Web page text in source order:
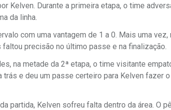
Kelven. Durante a primeira etapa, o time
da linha.
com uma vantagem de 1 a 0. Mais uma
precisão no último passe e na finalização.
na metade da 2ª etapa, o time visitante
trás e deu um passe certeiro para Kelven fazer
partida, Kelven sofreu falta dentro da área. O